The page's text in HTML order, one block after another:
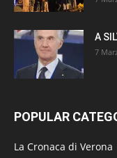
A
7
POPULAR
La Cronaca di Verona